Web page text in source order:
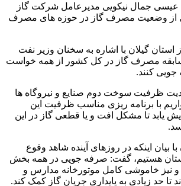
عیسی جمال نیکویی مدیرعامل شرکت گاز
از وضعیت مصرف گاز در حوزه های مصرف
گیلان با اشاره به سخنان وزیر نفت
مصرف گاز در کل کشور از همه خواست
کنند.
ظرفیت سوخت دوم صنایع و نیروگاه ها
با برنامه ریزی مناسب ظرفیت این
روز افزایش یابد تا مشکل افت و یا قطعی گاز در این
بیان اینکه در روزهای آینده شاهد وقوع
هستیم، گفت: صرفه جویی در همه بخش
نیز خاموشی کامل موتورخانه مدارس و
تا حد زیادی به پایداری جریان گاز کمک کند.